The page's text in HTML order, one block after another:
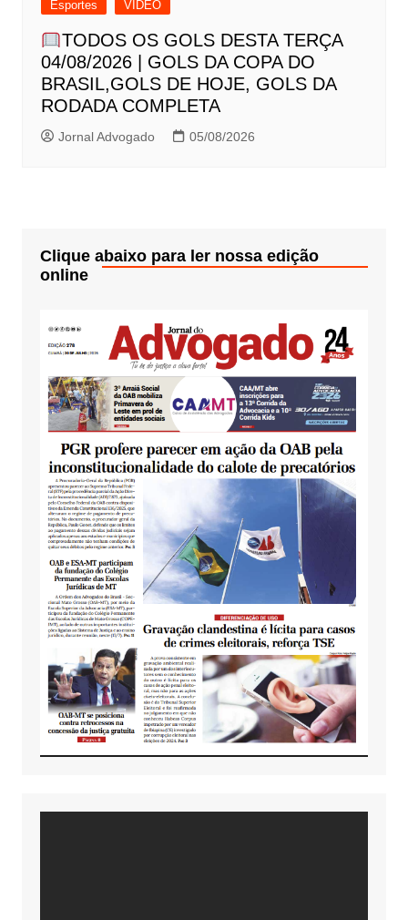
Esportes VIDEO
TODOS OS GOLS DESTA TERÇA
04/08/2026 | GOLS DA COPA DO
BRASIL,GOLS DE HOJE, GOLS DA
RODADA COMPLETA
Jornal Advogado 05/08/2026
Clique abaixo para ler nossa edição
online